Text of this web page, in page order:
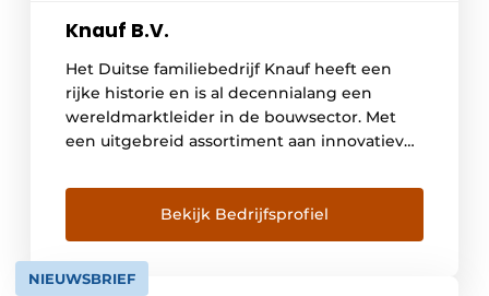
Knauf B.V.
Het Duitse familiebedrijf Knauf heeft een
rijke historie en is al decennialang een
wereldmarktleider in de bouwsector. Met
een uitgebreid assortiment aan innovatieve
wereldwijd oplossingen voor zowel
nieuwbouw als renovatie. Dankzij de inzet
van meer dan 41.000 medewerkers
wereldwijd werken wij dagelijks aan het
succes van onze klanten. Ook in […]
Bekijk Bedrijfsprofiel
NIEUWSBRIEF